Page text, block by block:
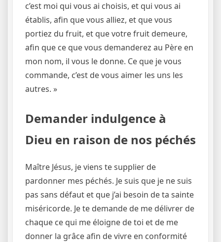
c’est moi qui vous ai choisis, et qui vous ai
établis, afin que vous alliez, et que vous
portiez du fruit, et que votre fruit demeure,
afin que ce que vous demanderez au Père en
mon nom, il vous le donne. Ce que je vous
commande, c’est de vous aimer les uns les
autres. »
Demander indulgence à
Dieu en raison de nos péchés
Maître Jésus, je viens te supplier de
pardonner mes péchés. Je suis que je ne suis
pas sans défaut et que j’ai besoin de ta sainte
miséricorde. Je te demande de me délivrer de
chaque ce qui me éloigne de toi et de me
donner la grâce afin de vivre en conformité